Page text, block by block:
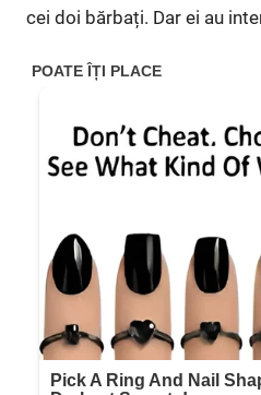
cei doi bărbați. Dar ei au